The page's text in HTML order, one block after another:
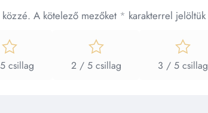
A kötelező mezőket * karakterrel jelöltük
csillag 2 / 5 csillag 3 / 5 csillag